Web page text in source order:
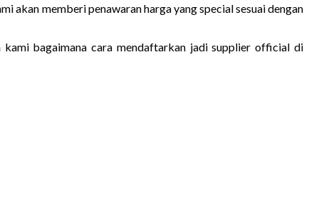
akan memberi penawaran harga yang special sesuai dengan
bagaimana cara mendaftarkan jadi supplier official di